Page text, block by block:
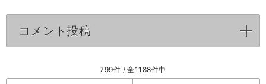
コメント投稿
799件 / 全1188件中